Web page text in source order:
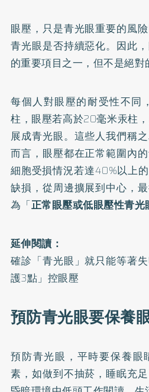
眼壓，只是青光眼重要的風
青光眼是否持續惡化。因此
的重要項目之一，但不是絕對
每個人對眼壓的耐受性不同
柱，眼壓若高於20毫米汞柱
展成青光眼。這些人我們稱
而言，眼壓都在正常範圍內
細胞受損情況若達40%以上
缺損，從周邊擴展到中心，
為「正常眼壓或低眼壓性青光
延伸閱讀：
確診「青光眼」就只能等著
護3點」控眼壓
預防青光眼要保養
預防青光眼，平時要保養眼
素，如做到不抽菸，睡眠充